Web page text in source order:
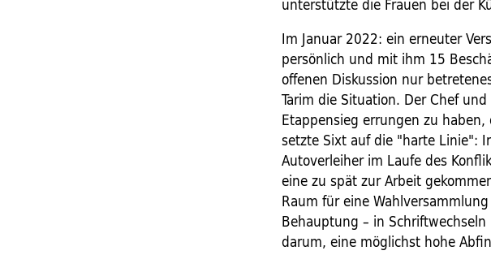
Im Januar 2022: ein erneuter
persönlich und mit ihm 15
offenen Diskussion nur
Tarim die Situation. Der Chef
Etappensieg errungen zu
setzte Sixt auf die "harte Linie":
Autoverleiher im Laufe des
eine zu spät zur Arbeit
Raum für eine
Behauptung – in
darum, eine möglichst hohe